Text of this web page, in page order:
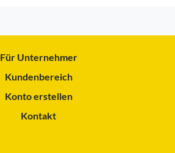
Für Unternehmer
Kundenbereich
Konto erstellen
Kontakt